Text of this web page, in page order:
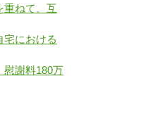
重ねて、互
宅における
慰謝料180万